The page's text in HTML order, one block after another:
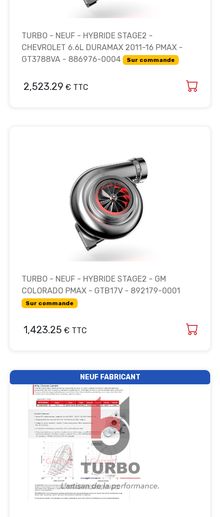
TURBO - NEUF - HYBRIDE STAGE2 -
CHEVROLET 6.6L DURAMAX 2011-16 PMAX -
GT3788VA - 886976-0004
Sur commande
2,523.29 € TTC
TURBO - NEUF - HYBRIDE STAGE2 - GM
COLORADO PMAX - GTB17V - 892179-0001
Sur commande
1,423.25 € TTC
NEUF FABRICANT